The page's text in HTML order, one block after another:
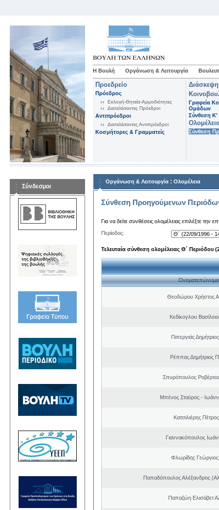
Η Βουλή Οργάνωση & Λειτουργία
Προεδρείο
Πρόεδρος
Εκλογή-Θητεία-Αρμοδιότητες
Διατελέσαντες Πρόεδροι
Αντιπρόεδροι
Διατελέσαντες Αντιπρόεδροι
Κοσμήτορες & Γραμματείς
Γραφεία
Ομάδων
Σύνθεση K'
Σύνθεση
Σύνδεσμοι
Οργάνωση & Λειτουργία : Ολομέλεια
Σύνθεση Προηγούμενων
Για να δείτε συνθέσεις ολομέλειας επιλέξτε την
Περίοδος:
Τελευταία σύνθεση ολομέλειας Θ΄ Περιόδου
Ονοματεπώνυμο
Θεοδώρου Χρήστος
Κεδίκογλου
Πιπεργιάς
Ρέππας Δημήτριος
Σπυρόπουλος
Μπένος Σταύρος -
Κατσιλιέρης
Γιαννακόπουλος
Φλωρίδης Γεώργιος
Παπαδόπουλος Αλέξανδρος
Παπαζώη Ελισάβετ